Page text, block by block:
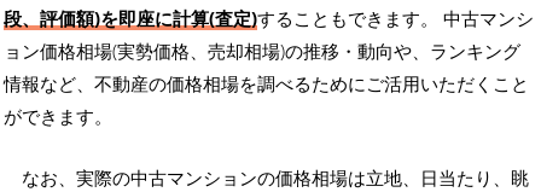
段、評価額)を即座に計算(査定)することもできます。 中古マンシ
ョン価格相場(実勢価格、売却相場)の推移・動向や、ランキング
情報など、不動産の価格相場を調べるためにご活用いただくこと
ができます。
なお、実際の中古マンションの価格相場は立地、日当たり、眺